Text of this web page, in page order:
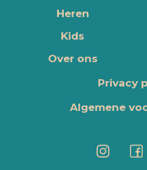
Heren
Kids
Over ons
Privacy
Algemene